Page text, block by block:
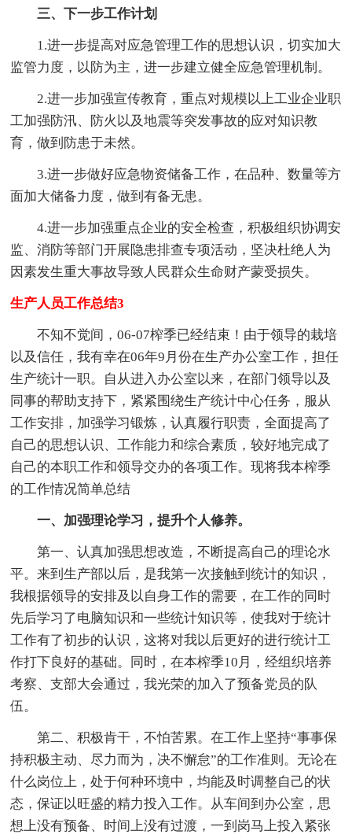
三、下一步工作计划
1.进一步提高对应急管理工作的思想认识，切实加大
监管力度，以防为主，进一步建立健全应急管理机制。
2.进一步加强宣传教育，重点对规模以上工业企业职
工加强防汛、防火以及地震等突发事故的应对知识教
育，做到防患于未然。
3.进一步做好应急物资储备工作，在品种、数量等方
面加大储备力度，做到有备无患。
4.进一步加强重点企业的安全检查，积极组织协调安
监、消防等部门开展隐患排查专项活动，坚决杜绝人为
因素发生重大事故导致人民群众生命财产蒙受损失。
生产人员工作总结3
不知不觉间，06-07榨季已经结束！由于领导的栽培
以及信任，我有幸在06年9月份在生产办公室工作，担任
生产统计一职。自从进入办公室以来，在部门领导以及
同事的帮助支持下，紧紧围绕生产统计中心任务，服从
工作安排，加强学习锻炼，认真履行职责，全面提高了
自己的思想认识、工作能力和综合素质，较好地完成了
自己的本职工作和领导交办的各项工作。现将我本榨季
的工作情况简单总结
一、加强理论学习，提升个人修养。
第一、认真加强思想改造，不断提高自己的理论水
平。来到生产部以后，是我第一次接触到统计的知识，
我根据领导的安排及以自身工作的需要，在工作的同时
先后学习了电脑知识和一些统计知识等，使我对于统计
工作有了初步的认识，这将对我以后更好的进行统计工
作打下良好的基础。同时，在本榨季10月，经组织培养
考察、支部大会通过，我光荣的加入了预备党员的队
伍。
第二、积极肯干，不怕苦累。在工作上坚持“事事保
持积极主动、尽力而为，决不懈怠”的工作准则。无论在
什么岗位上，处于何种环境中，均能及时调整自己的状
态，保证以旺盛的精力投入工作。从车间到办公室，思
想上没有预备、时间上没有过渡，一到岗马上投入紧张